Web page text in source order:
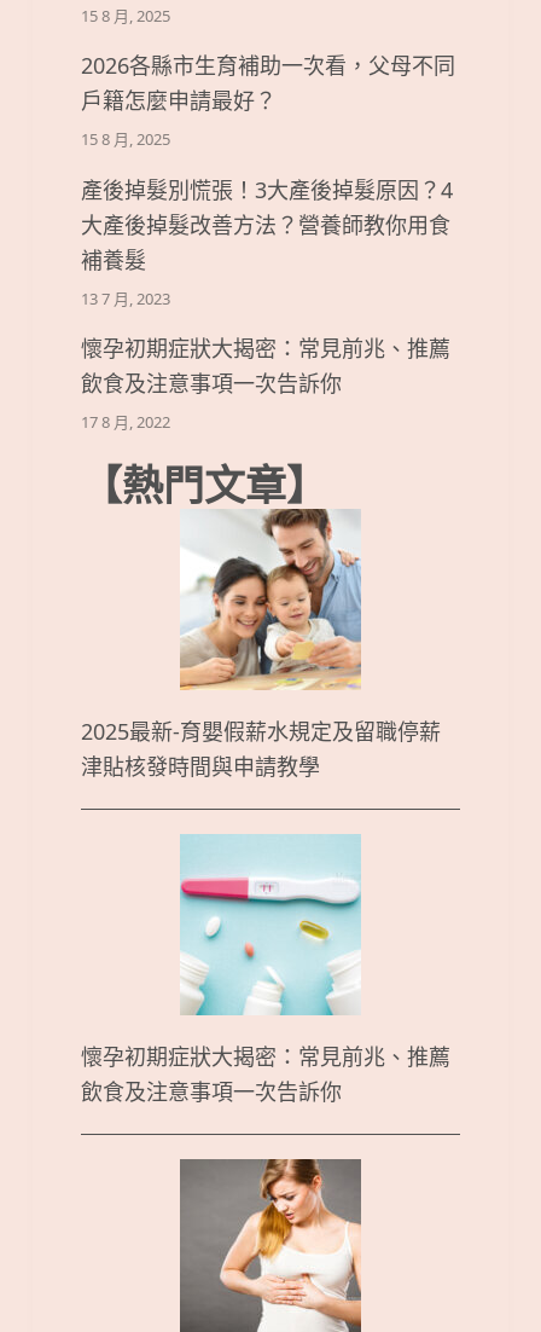
15 8 月, 2025
2026各縣市生育補助一次看，父母不同
戶籍怎麼申請最好？
15 8 月, 2025
產後掉髮別慌張！3大產後掉髮原因？4
大產後掉髮改善方法？營養師教你用食
補養髮
13 7 月, 2023
懷孕初期症狀大揭密：常見前兆、推薦
飲食及注意事項一次告訴你
17 8 月, 2022
【熱門文章】
2025最新-育嬰假薪水規定及留職停薪
津貼核發時間與申請教學
懷孕初期症狀大揭密：常見前兆、推薦
飲食及注意事項一次告訴你